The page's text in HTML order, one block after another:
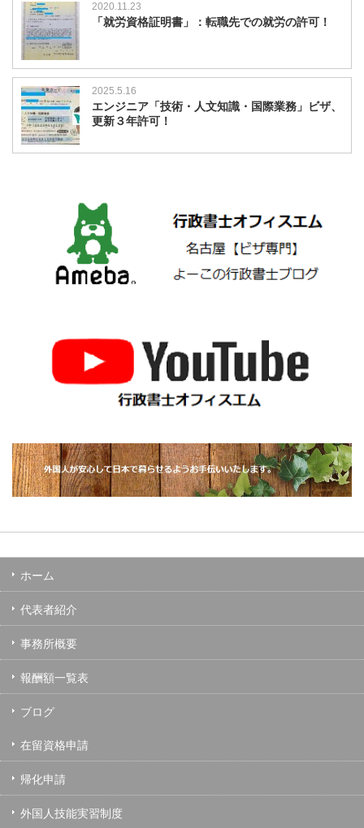
2020.11.23
「就労資格証明書」：転職先での就労の許可！
2025.5.16
エンジニア「技術・人文知識・国際業務」ビザ、
更新３年許可！
ホーム
代表者紹介
事務所概要
報酬額一覧表
ブログ
在留資格申請
帰化申請
外国人技能実習制度